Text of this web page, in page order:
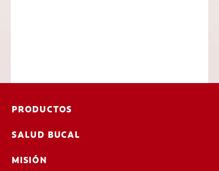
PRODUCTOS
SALUD BUCAL
MISIÓN